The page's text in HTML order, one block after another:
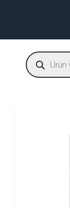
Products
search